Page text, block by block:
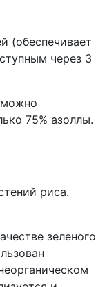
(обеспечивает
через 3
можно
75% азоллы.
риса.
зеленого